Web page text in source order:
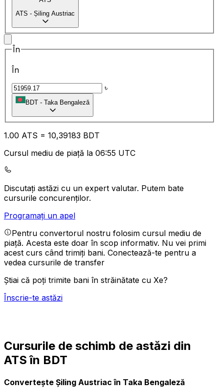
ATS - Șiling Austriac
În
În
৳
BDT - Taka Bengaleză
1.00 ATS = 10,39183 BDT
Cursul mediu de piață la 06:55 UTC
Discutați astăzi cu un expert valutar. Putem bate
cursurile concurenților.
Programați un apel
Pentru convertorul nostru folosim cursul mediu de
piață. Acesta este doar în scop informativ. Nu vei primi
acest curs când trimiți bani. Conectează-te pentru a
vedea cursurile de transfer
Știai că poți trimite bani în străinătate cu Xe?
Înscrie-te astăzi
Cursurile de schimb de astăzi din
ATS în BDT
Convertește Șiling Austriac în Taka Bengaleză